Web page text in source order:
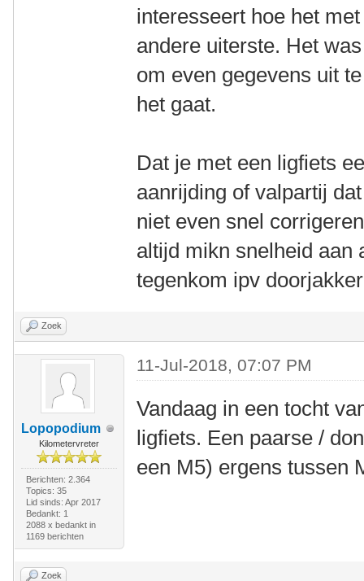
interesseert hoe het
andere uiterste. Het
om even gegevens uit
het gaat.
Dat je met een ligfiets
aanrijding of valpartij
niet even snel
altijd mikn snelheid aan
tegenkom ipv
Zoek
Lopopodium
Kilometervreter
Berichten: 2.364
Topics: 35
Lid sinds: Apr 2017
Bedankt: 1
2088 x bedankt in
1169 berichten
11-Jul-2018, 07:07 PM
Vandaag in een tocht
ligfiets. Een paarse /
een M5) ergens tussen
Zoek